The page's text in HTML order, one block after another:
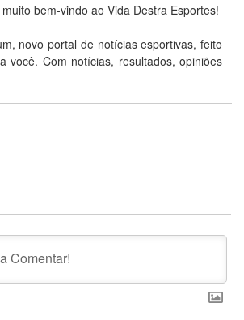
bem-vindo ao Vida Destra Esportes!
novo portal de notícias esportivas, feito
você. Com notícias, resultados, opiniões